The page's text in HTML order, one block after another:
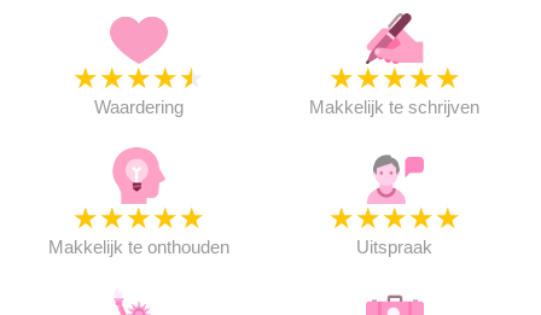
★★★★★
Waardering
★★★★★
Makkelijk te schrijven
★★★★★
Makkelijk te onthouden
★★★★★
Uitspraak